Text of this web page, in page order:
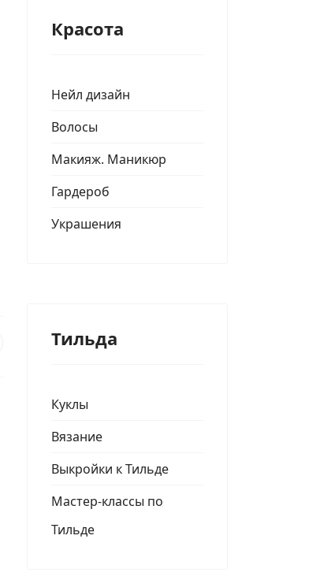
Красота
Нейл дизайн
Волосы
Макияж. Маникюр
Гардероб
Украшения
Тильда
Куклы
Вязание
Выкройки к Тильде
Мастер-классы по
Тильде